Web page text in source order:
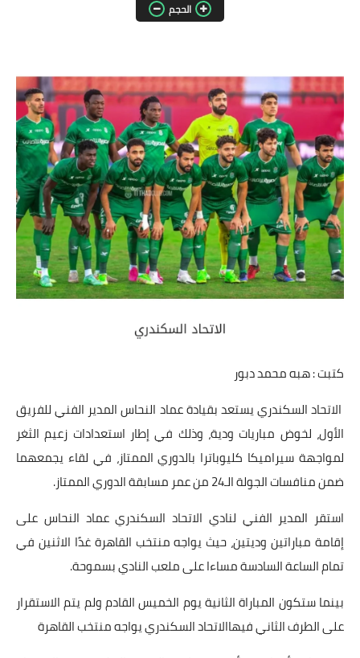
مقالات واراء
القاهرة
القليوبية
الجيزة
الاسكندرية
الدقهلية
سوهاج
أخبار الفن
صحة
المزيد
اقتصاد
المرأة والطفل
الحجم
كتبت : هبه محمد دبور
الاتحاد السكندري يستعد بقيادة عماد النحاس المدير الفني للفريق
الأول، لخوض مباريات ودية، وذلك في إطار استعدادات زعيم الثغر
لمواجهة سيراميكا كليوباترا بالدوري الممتاز، في لقاء يجمعهما
ضمن منافسات الجولة الـ24 من عمر مسابقة الدوري الممتاز.
استقر المدير الفني لنادي الاتحاد السكندري عماد النحاس على
إقامة مباراتين وديتين، حيث يواجه منتخب القاهرة غدًا الاثنين في
تمام الساعة السادسة مساءا على ملعب النادي بسموحة.
بينما ستكون المباراة الثانية يوم الخميس القادم ولم يتم الاستقرار
على الطرف الثاني فيهاالاتحاد السكندري يواجه منتخب القاهرة